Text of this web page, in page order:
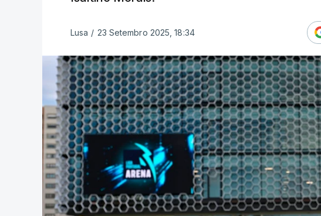
Lusa / 23 Setembro 2025, 18:34